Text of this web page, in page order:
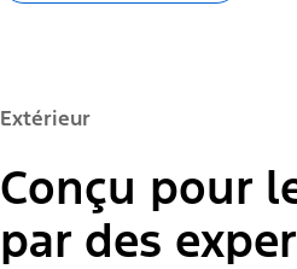
Extérieur
Conçu pour
par des